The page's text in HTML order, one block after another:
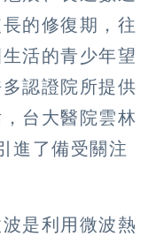
的修復期，往
活的青少年望
認證院所提供
台大醫院雲林
進了備受關注
是利用微波熱